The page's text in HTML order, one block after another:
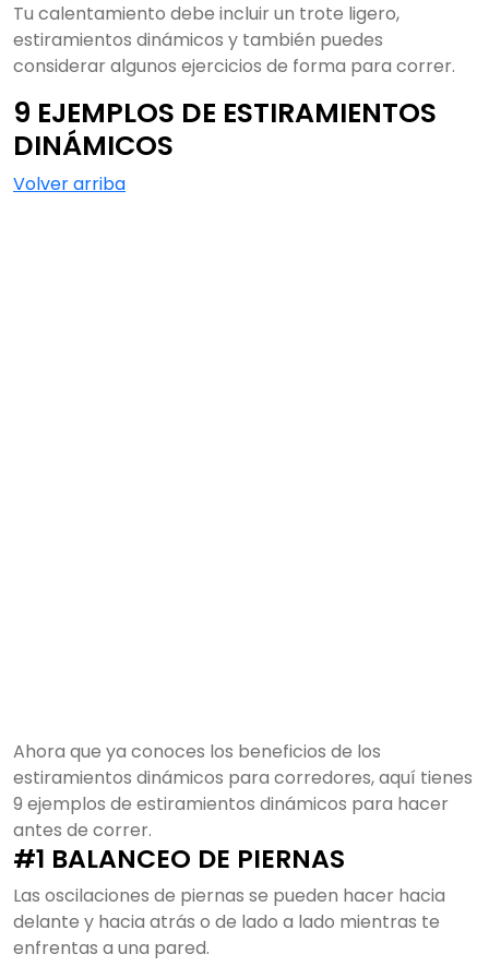
Tu calentamiento debe incluir un trote ligero,
estiramientos dinámicos y también puedes
considerar algunos ejercicios de forma para correr.
9 EJEMPLOS DE ESTIRAMIENTOS
DINÁMICOS
Volver arriba
Ahora que ya conoces los beneficios de los
estiramientos dinámicos para corredores, aquí tienes
9 ejemplos de estiramientos dinámicos para hacer
antes de correr.
#1 BALANCEO DE PIERNAS
Las oscilaciones de piernas se pueden hacer hacia
delante y hacia atrás o de lado a lado mientras te
enfrentas a una pared.